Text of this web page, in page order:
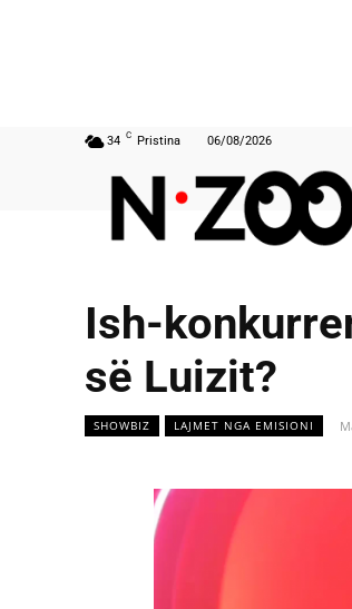
34 C Pristina 06/08/2026
Ish-
së Luizit?
SHOWBIZ LAJMET NGA EMISIONI